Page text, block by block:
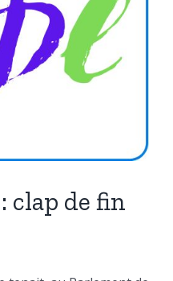
clap de fin